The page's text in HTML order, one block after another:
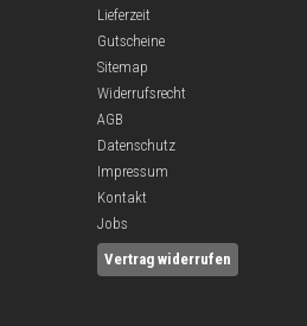
Lieferzeit
Gutscheine
Sitemap
Widerrufsrecht
AGB
Datenschutz
Impressum
Kontakt
Jobs
Vertrag widerrufen